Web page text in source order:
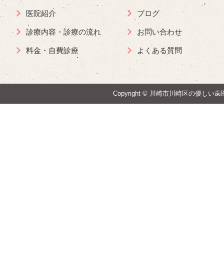
医院紹介
診療内容・診療の流れ
料金・自費診療
ブログ
お問い合わせ
よくある質問
Copyright © 川崎市川崎区の優しい